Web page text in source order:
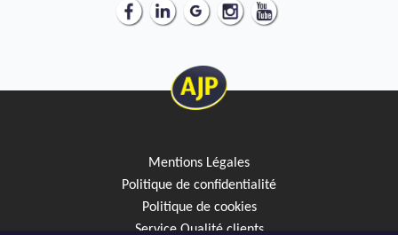
Mentions Légales
Politique de confidentialité
Politique de cookies
Service Qualité clients